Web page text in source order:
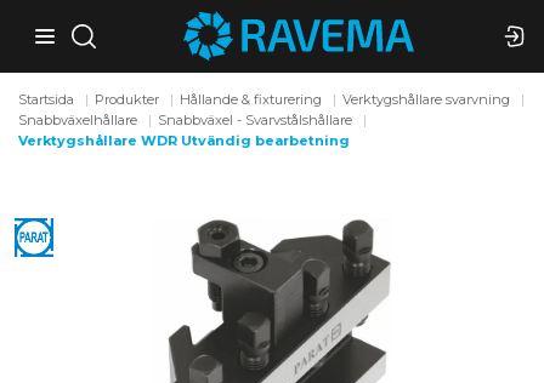
Startsida Produkter Hållande & fixturering
Verktygshållare svarvning
Snabbväxelhållare
Snabbväxel - Svarvstålshållare
Verktygshållare WDR Utvändig bearbetning